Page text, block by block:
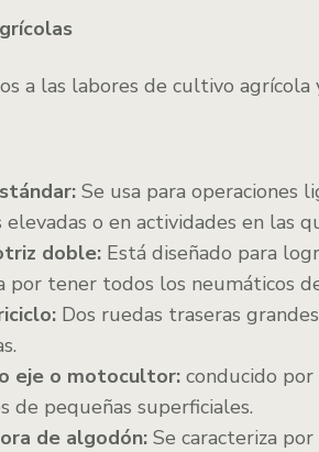
a las labores de cultivo agrícola
Se usa para operaciones
elevadas o en actividades en las
doble: Está diseñado para
por tener todos los neumáticos
Dos ruedas traseras
eje o motocultor: conducido por
de pequeñas superficiales.
de algodón: Se caracteriza